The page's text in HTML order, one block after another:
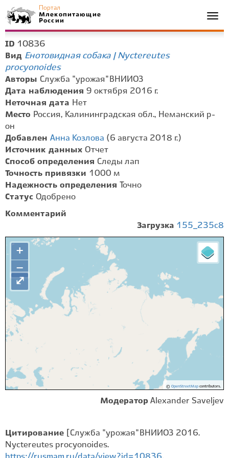
Портал
Млекопитающие
России
ID 10836
Вид Енотовидная собака | Nyctereutes
procyonoides
Авторы Служба "урожая" ВНИИОЗ
Дата наблюдения 9 октября 2016 г.
Неточная дата Нет
Место Россия, Калининградская обл., Неманский р-
он
Добавлен Анна Козлова (6 августа 2018 г.)
Источник данных Отчет
Способ определения Следы лап
Точность привязки 1000 м
Надежность определения
Точно
Статус Одобрено
Комментарий
Загрузка 155_235c8
+
−
© OpenStreetMapcontributors.
⤢
Модератор Alexander Saveljev
Цитирование
[Служба "урожая" ВНИИОЗ 2016.
Nyctereutes procyonoides.